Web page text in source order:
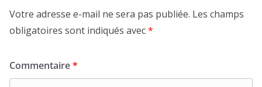
Votre adresse e-mail ne sera pas publiée. Les champs
obligatoires sont indiqués avec*
Commentaire*